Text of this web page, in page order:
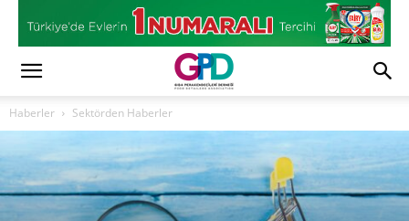
Haberler Sektörden Haberler